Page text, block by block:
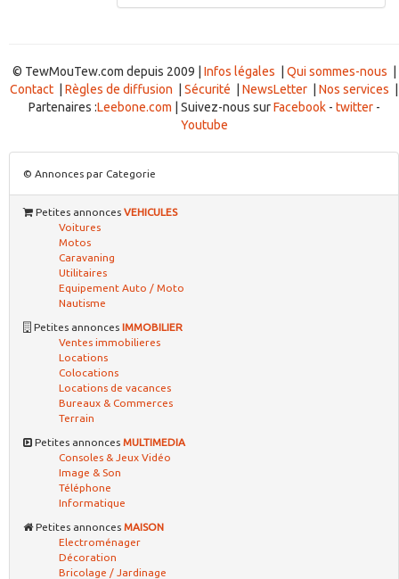
© TewMouTew.com depuis 2009 | Infos légales Qui sommes-nous
Contact
Règles de diffusion Sécurité NewsLetter Nos services
Partenaires :Leebone.com | Suivez-nous surFacebook- twitter-
Youtube
© Annonces par Categorie
Petites annonces VEHICULES
Voitures
Motos
Caravaning
Utilitaires
Equipement Auto / Moto
Nautisme
Petites annonces IMMOBILIER
Ventes immobilieres
Locations
Colocations
Locations de vacances
Bureaux & Commerces
Terrain
Petites annonces MULTIMEDIA
Consoles & Jeux Vidéo
Image & Son
Téléphone
Informatique
Petites annonces MAISON
Electroménager
Décoration
Bricolage / Jardinage